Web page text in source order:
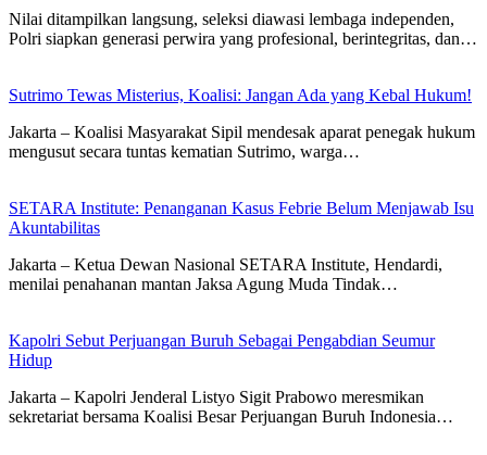
Nilai ditampilkan langsung, seleksi diawasi lembaga independen,
Polri siapkan generasi perwira yang profesional, berintegritas, dan…
Sutrimo Tewas Misterius, Koalisi: Jangan Ada yang Kebal Hukum!
Jakarta – Koalisi Masyarakat Sipil mendesak aparat penegak hukum
mengusut secara tuntas kematian Sutrimo, warga…
SETARA Institute: Penanganan Kasus Febrie Belum Menjawab Isu
Akuntabilitas
Jakarta – Ketua Dewan Nasional SETARA Institute, Hendardi,
menilai penahanan mantan Jaksa Agung Muda Tindak…
Kapolri Sebut Perjuangan Buruh Sebagai Pengabdian Seumur
Hidup
Jakarta – Kapolri Jenderal Listyo Sigit Prabowo meresmikan
sekretariat bersama Koalisi Besar Perjuangan Buruh Indonesia…